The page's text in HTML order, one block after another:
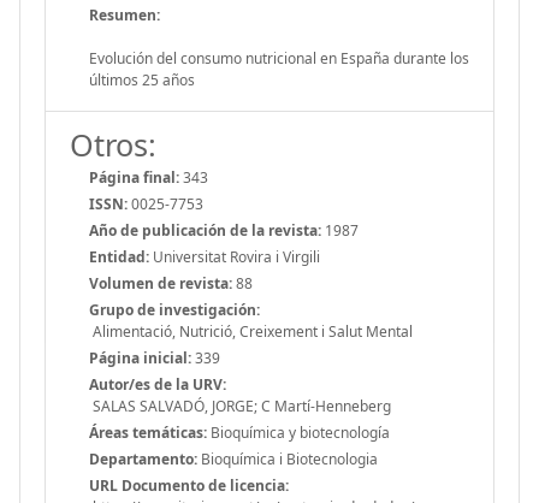
Resumen:
Evolución del consumo nutricional en España durante los
últimos 25 años
Otros:
Página final:343
ISSN:0025-7753
Año de publicación de la revista: 1987
Entidad: Universitat Rovira i Virgili
Volumen de revista:88
Grupo de investigación:
Alimentació, Nutrició, Creixement i Salut Mental
Página inicial:339
Autor/es de la URV:
SALAS SALVADÓ, JORGE; C Martí-Henneberg
Áreas temáticas: Bioquímica y biotecnología
Departamento: Bioquímica i Biotecnologia
URL Documento de licencia: